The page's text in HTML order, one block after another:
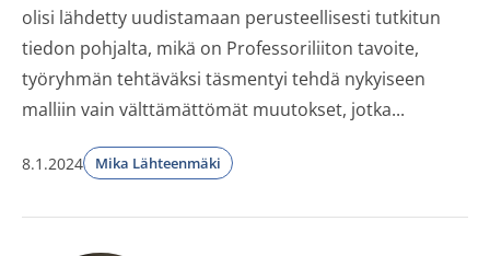
olisi lähdetty uudistamaan perusteellisesti tutkitun
tiedon pohjalta, mikä on Professoriliiton tavoite,
työryhmän tehtäväksi täsmentyi tehdä nykyiseen
malliin vain välttämättömät muutokset, jotka...
8.1.2024 Mika Lähteenmäki